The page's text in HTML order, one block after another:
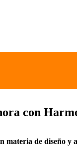
con
materia de diseño y